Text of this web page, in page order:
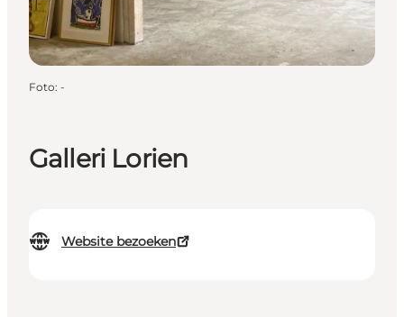
Galleri Lorien
Website bezoeken
Foto: -